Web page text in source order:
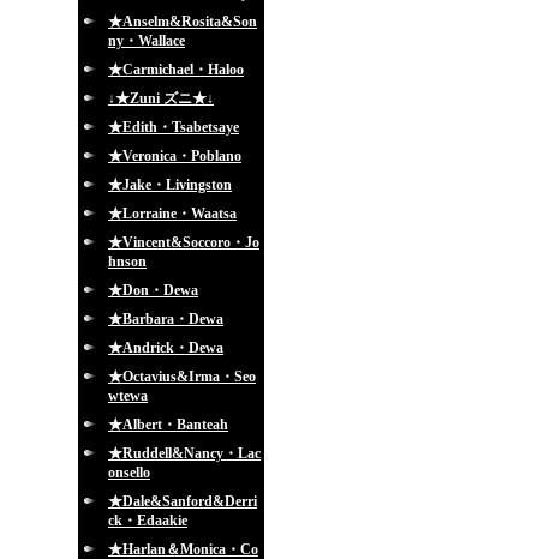
★Anselm&Rosita&Son
ny・Wallace
★Carmichael・Haloo
↓★Zuni ズニ★↓
★Edith・Tsabetsaye
★Veronica・Poblano
★Jake・Livingston
★Lorraine・Waatsa
★Vincent&Soccoro・Jo
hnson
★Don・Dewa
★Barbara・Dewa
★Andrick・Dewa
★Octavius&Irma・Seo
wtewa
★Albert・Banteah
★Ruddell&Nancy・Lac
onsello
★Dale&Sanford&Derri
ck・Edaakie
★Harlan＆Monica・Co